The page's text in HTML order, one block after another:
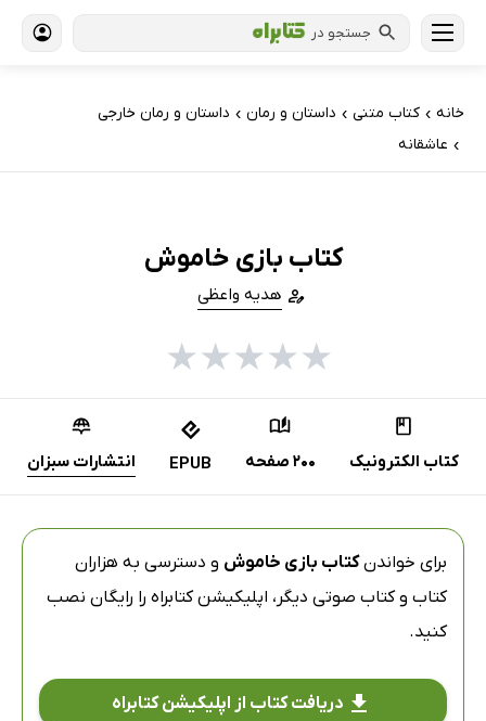
جستجو در
خانه › کتاب‌ متنی › داستان و رمان › داستان و رمان خارجی
› عاشقانه
کتاب بازی خاموش
هدیه واعظی
★
★
★
★
★
کتاب الکترونیک 200 صفحه EPUB انتشارات سبزان
برای خواندنکتاب بازی خاموش و دسترسی به هزاران
کتاب و کتاب صوتی دیگر، اپلیکیشن کتابراه را رایگان نصب
کنید.
دریافت کتاب از اپلیکیشن کتابراه